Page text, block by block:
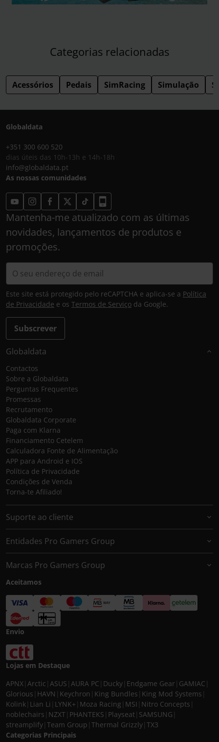
Categorias relacionadas
Acessórios Pedais SimRacing Simulação
Globaldata
+351 300 600 520
dias úteis das 10h-13h e 14h-18h
info@globaldata.pt
As nossas comunidades
Mantenha-me atualizado com as últimas
novidades, lançamentos de produtos e
promoções.
Subscrever
Este site está protegido pelo reCAPTCHA e aplica-se a Política
de Privacidade e os Termos de Serviço da Google.
Globaldata
Contactos
Sobre a Globaldata
Perguntas Frequentes
Promessas
Recrutamento
Globaldata Corporate
Paga com Klarna
Financiamento Cetelem
Calculadora Fonte de Alimentação
APP para Android e IOS
Política de Privacidade
Condições de Venda
Torna-te Afiliado!
Suporte ao cliente
Entidades Pro Gamers Group
Marcas Pro Gamers Group
Aceitamos
Envio
Lojas em Destaque
APNX Arctic ASUS AURA PC Ducky Endgame Gear GAMIAC
Glorious HAVN Keychron King Bundles King Mod Systems
Kolink Lian Li LYNK+ Moza Racing MSI Nitro Concepts
noblechairs NZXT PHANTEKS Playseat SAMSUNG
streamplify Team Group Thermal Grizzly TX3
Categorias Principais